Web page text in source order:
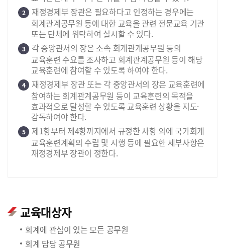
2
재정경제부 장관은 필요하다고 인정하는 경우에는
회계관계공무원 등에 대한 교육을 관련 전문교육 기관
또는 단체에 위탁하여 실시할 수 있다.
3
각 중앙관서의 장은 소속 회계관계공무원 등의
교육훈련 수요를 조사하고 회계관계공무원 등이 해당
교육훈련에 참여할 수 있도록 하여야 한다.
4
재정경제부 장관 또는 각 중앙관서의 장은 교육훈련에
참여하는 회계관계공무원 등이 교육훈련의 목적을
효과적으로 달성할 수 있도록 교육훈련 상황을 지도·
감독하여야 한다.
5
제1항부터 제4항까지에서 규정한 사항 외에 국가회계
교육훈련계획의 수립 및 시행 등에 필요한 세부사항은
재정경제부 장관이 정한다.
교육대상자
회계에 관심이 있는 모든 공무원
회계 담당 공무원